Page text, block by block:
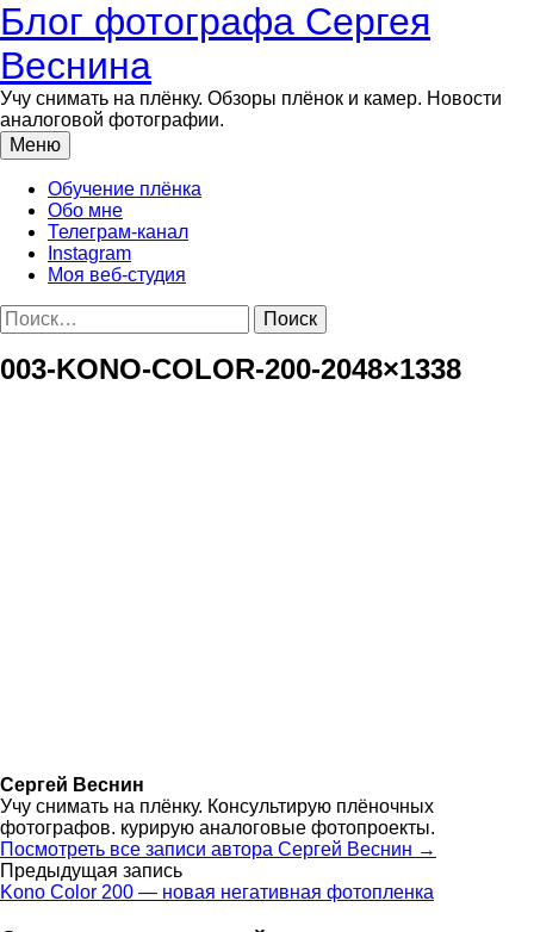
Перейти
к
содержимому
Блог фотографа Сергея
Веснина
Учу снимать на плёнку. Обзоры плёнок и камер. Новости
аналоговой фотографии.
Меню
Обучение плёнка
Обо мне
Телеграм-канал
Instagram
Моя веб-студия
Найти:
003-KONO-COLOR-200-2048×1338
Сергей Веснин
Учу снимать на плёнку. Консультирую плёночных
фотографов. курирую аналоговые фотопроекты.
Посмотреть все записи автора Сергей Веснин →
Навигация
по
Предыдущая запись
Kono Color 200 — новая негативная фотопленка